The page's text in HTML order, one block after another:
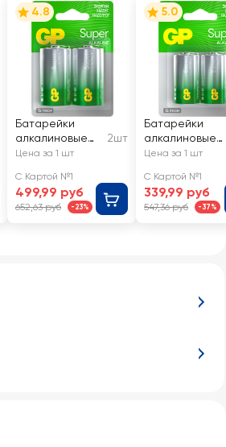
4.8
Батарейки
алкалиновые
GP Super
LR20/13A
2шт
Цена за 1 шт
С Картой №1
499,99 руб
652,63 руб -23%
5.0
Батарейки
алкалиновые
GP Super
(LR14/14A)
Цена за 1 шт
С Картой №1
339,99 руб
547,36 руб -37%